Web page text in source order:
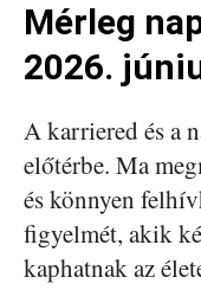
Mérleg
2026.
A karriered és a
előtérbe. Ma
és könnyen
figyelmét, akik
kaphatnak az